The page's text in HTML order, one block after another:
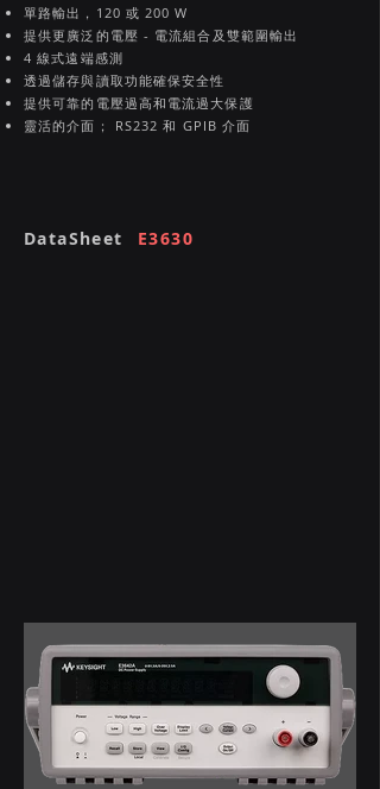
單路輸出，120 或 200 W
提供更廣泛的電壓 - 電流組合及雙範圍輸出
4 線式遠端感測
透過儲存與讀取功能確保安全性
提供可靠的電壓過高和電流過大保護
靈活的介面； RS232 和 GPIB 介面
DataSheet E3630